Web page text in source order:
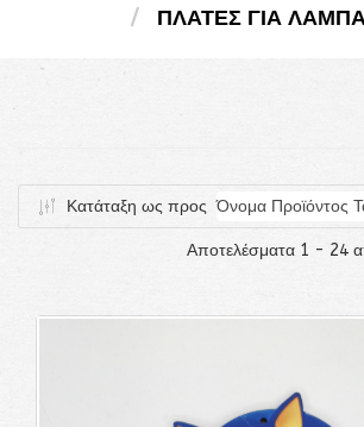
ΠΛΑΤΕΣ ΓΙΑ
Κατάταξη ως προς Όνομα Προϊόντος
Αποτελέσματα 1 - 24